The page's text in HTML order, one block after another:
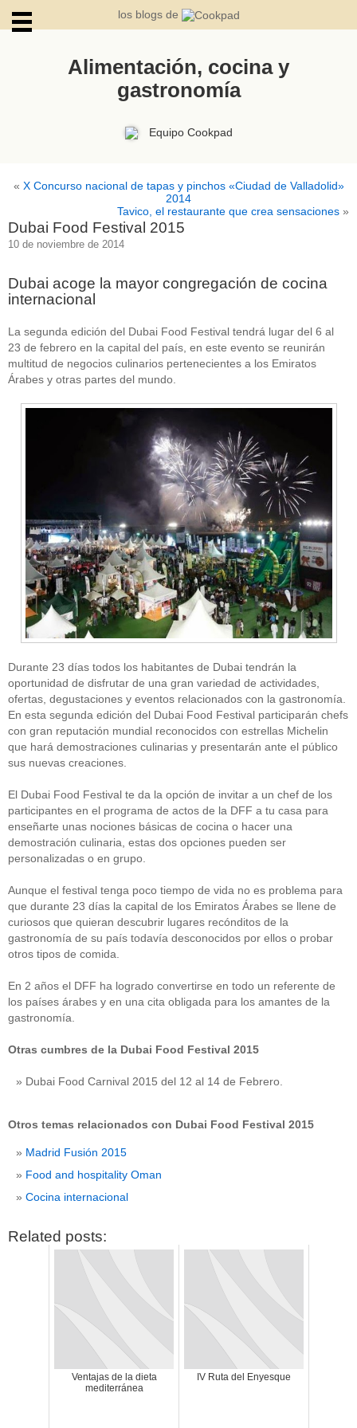
los blogs de
Alimentación, cocina y
gastronomía
Equipo Cookpad
« X Concurso nacional de tapas y pinchos «Ciudad de Valladolid»
2014
Tavico, el restaurante que crea sensaciones »
Dubai Food Festival 2015
10 de noviembre de 2014
Dubai acoge la mayor congregación de cocina
internacional
La segunda edición del Dubai Food Festival tendrá lugar del 6 al
23 de febrero en la capital del país, en este evento se reunirán
multitud de negocios culinarios pertenecientes a los Emiratos
Árabes y otras partes del mundo.
Durante 23 días todos los habitantes de Dubai tendrán la
oportunidad de disfrutar de una gran variedad de actividades,
ofertas, degustaciones y eventos relacionados con la gastronomía.
En esta segunda edición del Dubai Food Festival participarán chefs
con gran reputación mundial reconocidos con estrellas Michelin
que hará demostraciones culinarias y presentarán ante el público
sus nuevas creaciones.
El Dubai Food Festival te da la opción de invitar a un chef de los
participantes en el programa de actos de la DFF a tu casa para
enseñarte unas nociones básicas de cocina o hacer una
demostración culinaria, estas dos opciones pueden ser
personalizadas o en grupo.
Aunque el festival tenga poco tiempo de vida no es problema para
que durante 23 días la capital de los Emiratos Árabes se llene de
curiosos que quieran descubrir lugares recónditos de la
gastronomía de su país todavía desconocidos por ellos o probar
otros tipos de comida.
En 2 años el DFF ha logrado convertirse en todo un referente de
los países árabes y en una cita obligada para los amantes de la
gastronomía.
Otras cumbres de la Dubai Food Festival 2015
Dubai Food Carnival 2015 del 12 al 14 de Febrero.
Otros temas relacionados con Dubai Food Festival 2015
Madrid Fusión 2015
Food and hospitality Oman
Cocina internacional
Related posts:
Ventajas de la dieta
mediterránea
IV Ruta del Enyesque